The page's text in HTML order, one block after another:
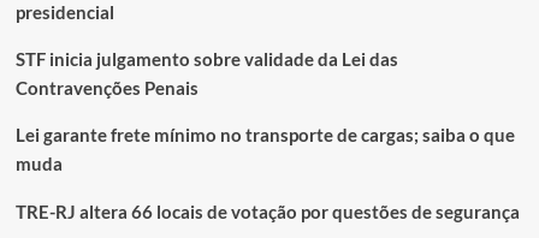
presidencial
STF inicia julgamento sobre validade da Lei das
Contravenções Penais
Lei garante frete mínimo no transporte de cargas; saiba o que
muda
TRE-RJ altera 66 locais de votação por questões de segurança